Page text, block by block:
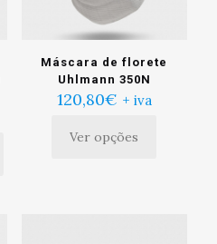
Máscara de florete
Uhlmann 350N
120,80€ + iva
Ver opções
Este